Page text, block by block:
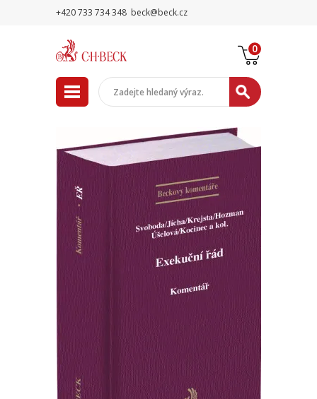
+420 733 734 348 beck@beck.cz
0